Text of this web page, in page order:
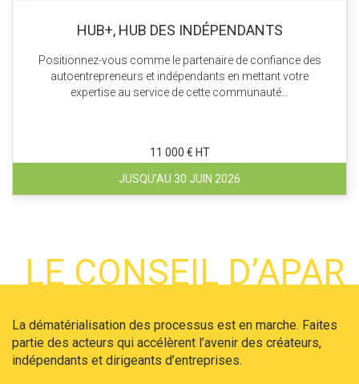
HUB+, HUB DES INDÉPENDANTS
Positionnez-vous comme le partenaire de confiance des
autoentrepreneurs et indépendants en mettant votre
expertise au service de cette communauté...
11 000 € HT
JUSQU’AU 30 JUIN 2026
LE CONSEIL D’APAR
La dématérialisation des processus est en marche. Faites
partie des acteurs qui accélèrent l’avenir des créateurs,
indépendants et dirigeants d’entreprises.